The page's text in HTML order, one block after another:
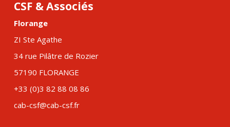
CSF & Associés
Florange
ZI Ste Agathe
34 rue Pilâtre de Rozier
57190 FLORANGE
+33 (0)3 82 88 08 86
cab-csf@cab-csf.fr